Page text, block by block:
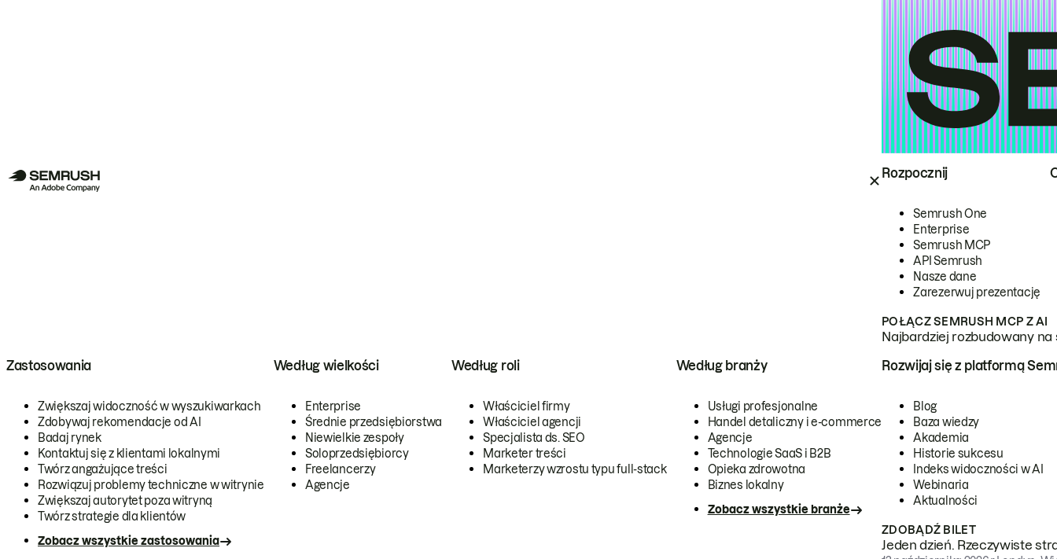
Rozpocznij
Semrush One
Enterprise
Semrush MCP
API Semrush
Nasze dane
Zarezerwuj prezentację
POŁĄCZ SEMRUSH MCP Z AI
Najbardziej rozbudowany
Zastosowania
Zwiększaj widoczność w wyszukiwarkach
Zdobywaj rekomendacje od AI
Badaj rynek
Kontaktuj się z klientami lokalnymi
Twórz angażujące treści
Rozwiązuj problemy techniczne w witrynie
Zwiększaj autorytet poza witryną
Twórz strategie dla klientów
Zobacz wszystkie zastosowania
Według wielkości
Enterprise
Średnie przedsiębiorstwa
Niewielkie zespoły
Soloprzedsiębiorcy
Freelancerzy
Agencje
Według roli
Właściciel firmy
Właściciel agencji
Specjalista ds. SEO
Marketer treści
Marketerzy wzrostu typu full-stack
Według branży
Usługi profesjonalne
Handel detaliczny i e-commerce
Agencje
Technologie SaaS i B2B
Opieka zdrowotna
Biznes lokalny
Zobacz wszystkie branże
Rozwijaj się z platformą
Blog
Baza wiedzy
Akademia
Historie sukcesu
Indeks widoczności w AI
Webinaria
Aktualności
ZDOBĄDŹ BILET
Jeden dzień. Rzeczywiste